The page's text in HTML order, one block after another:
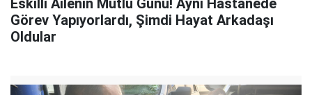
Eskilli Ailenin Mutlu Günü! Aynı Hastanede
Görev Yapıyorlardı, Şimdi Hayat Arkadaşı
Oldular